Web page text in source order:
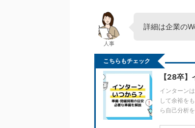
人事
詳細は企業の
こちらもチェック
【28卒
インターン
して余裕を
ら自己分析